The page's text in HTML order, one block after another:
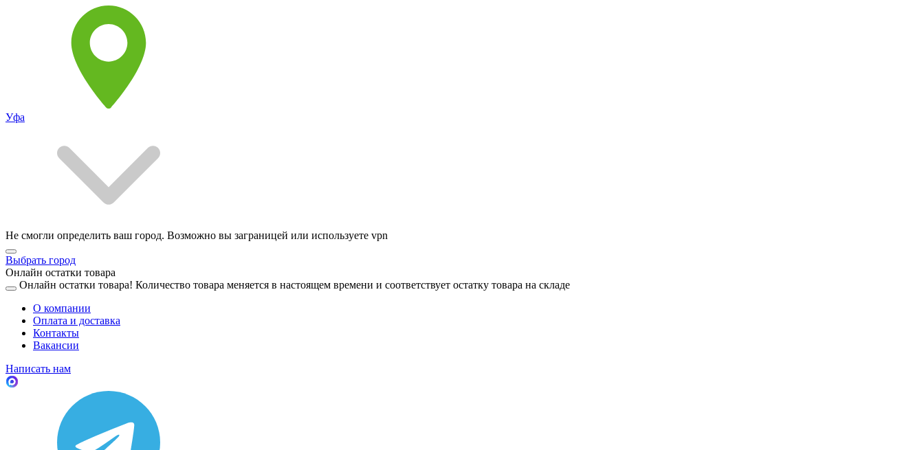
Уфа
Не смогли определить ваш город. Возможно вы заграницей или используете vpn
Выбрать город
Онлайн остатки товара
Онлайн остатки товара! Количество товара меняется в настоящем времени и соответствует остатку товара на складе
О компании
Оплата и доставка
Контакты
Вакансии
Написать нам